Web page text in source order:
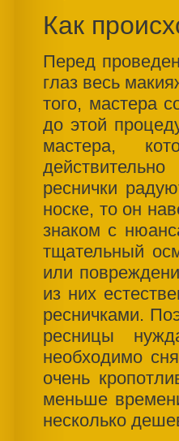
Как
Перед
глаз весь
того, мастера
до этой
мастера,
реснички
носке, то он
знаком с
тщательный
или
из них
ресничками.
ресницы
необходимо
очень
меньше
несколько